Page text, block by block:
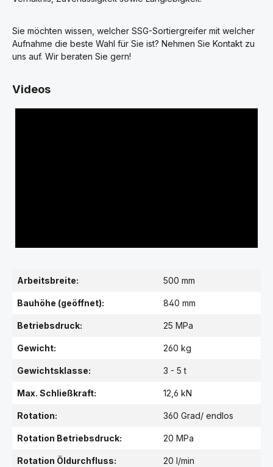
Sie möchten wissen, welcher SSG-Sortiergreifer mit welcher
Aufnahme die beste Wahl für Sie ist? Nehmen Sie Kontakt zu
uns auf. Wir beraten Sie gern!
Videos
Arbeitsbreite: 500 mm
Bauhöhe (geöffnet): 840 mm
Betriebsdruck: 25 MPa
Gewicht: 260 kg
Gewichtsklasse: 3 - 5 t
Max. Schließkraft: 12,6 kN
Rotation: 360 Grad/ endlos
Rotation Betriebsdruck: 20 MPa
Rotation Öldurchfluss: 20 l/min